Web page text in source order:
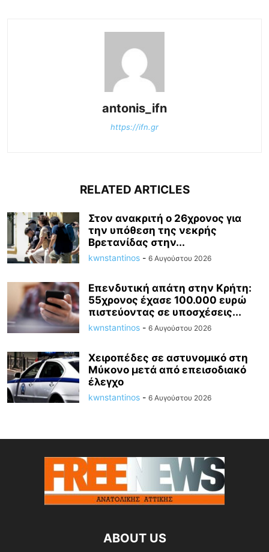
antonis_ifn
https://ifn.gr
RELATED ARTICLES
Στον ανακριτή ο 26χρονος για
την υπόθεση της νεκρής
Βρετανίδας στην...
kwnstantinos - 6 Αυγούστου 2026
Επενδυτική απάτη στην Κρήτη:
55χρονος έχασε 100.000 ευρώ
πιστεύοντας σε υποσχέσεις...
kwnstantinos - 6 Αυγούστου 2026
Χειροπέδες σε αστυνομικό στη
Μύκονο μετά από επεισοδιακό
έλεγχο
kwnstantinos - 6 Αυγούστου 2026
ABOUT US